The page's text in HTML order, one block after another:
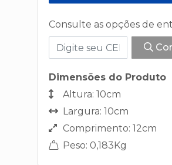
Consulte as opções de
Dimensões do Produto
Altura: 10cm
Largura: 10cm
Comprimento: 12cm
Peso: 0,183Kg